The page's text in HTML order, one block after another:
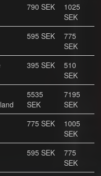
790 SEK
1025
SEK
595 SEK
775
SEK
395 SEK
510
SEK
5535
SEK
7195
SEK
775 SEK
1005
SEK
595 SEK
775
SEK